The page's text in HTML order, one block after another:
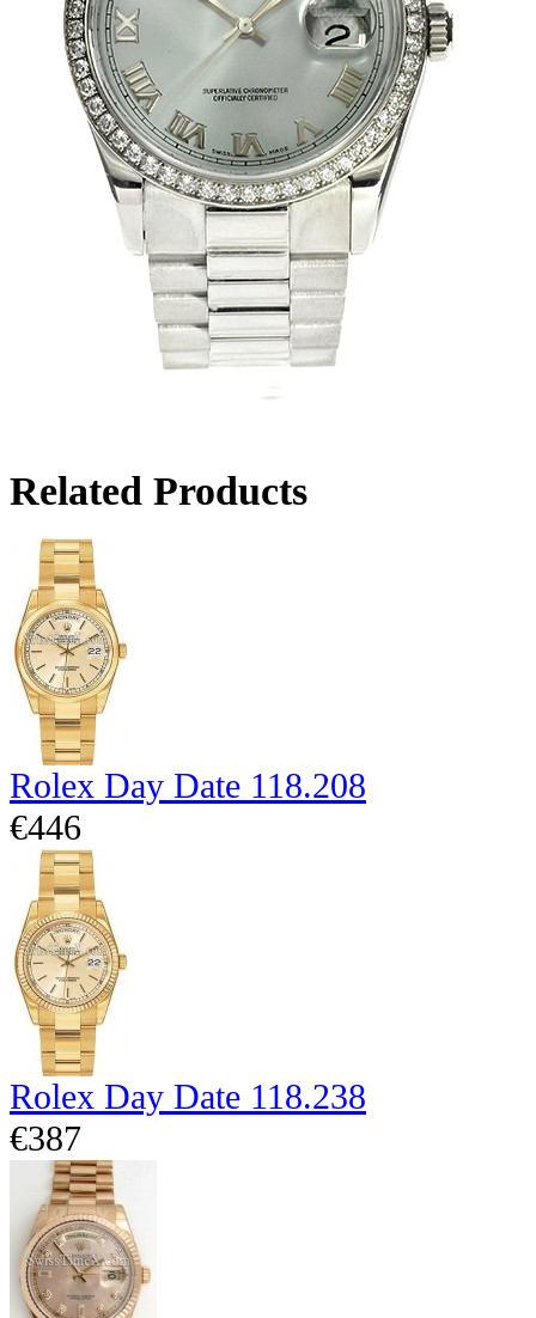
Related Products
Rolex Day Date 118.208
€446
Rolex Day Date 118.238
€387